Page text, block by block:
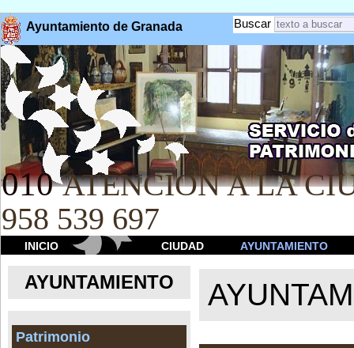
Ayuntamiento de Granada Buscar
010 ATENCION A LA
958 539 697
INICIO CIUDAD AYUNTAMIENTO
AYUNTAMIENTO
Patrimonio